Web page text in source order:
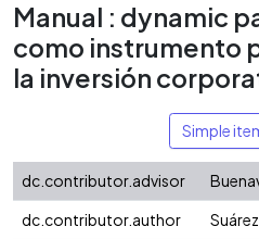
Manual : dynamic
como instrumento
la inversión
Simple
dc.contributor.advisor
dc.contributor.author